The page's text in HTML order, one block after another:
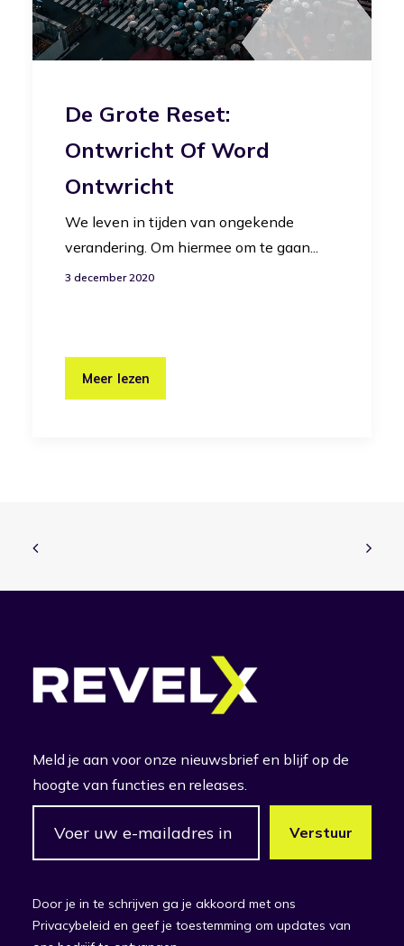
De Grote Reset:
Ontwricht Of Word
Ontwricht
We leven in tijden van ongekende
verandering. Om hiermee om te gaan...
3 december 2020
Meer lezen
Meld je aan voor onze nieuwsbrief en blijf op de
hoogte van functies en releases.
Door je in te schrijven ga je akkoord met ons
Privacybeleid en geef je toestemming om updates van